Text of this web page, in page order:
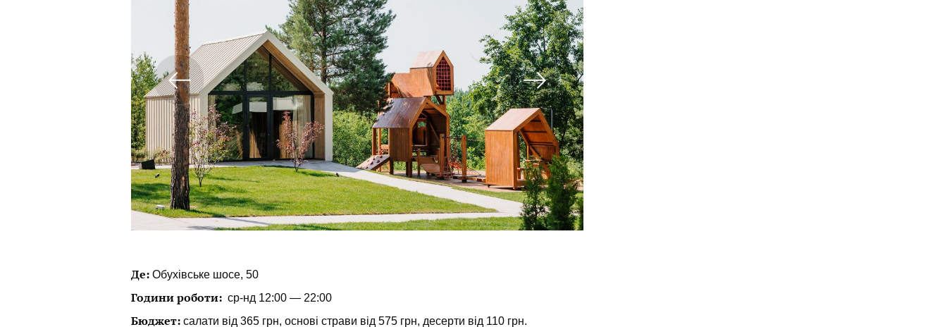
Де:Обухівське шосе, 50
Години роботи:ср-нд 12:00 — 22:00
Бюджет:салати від 365 грн, основі страви від 575 грн, десерти від 110 грн.